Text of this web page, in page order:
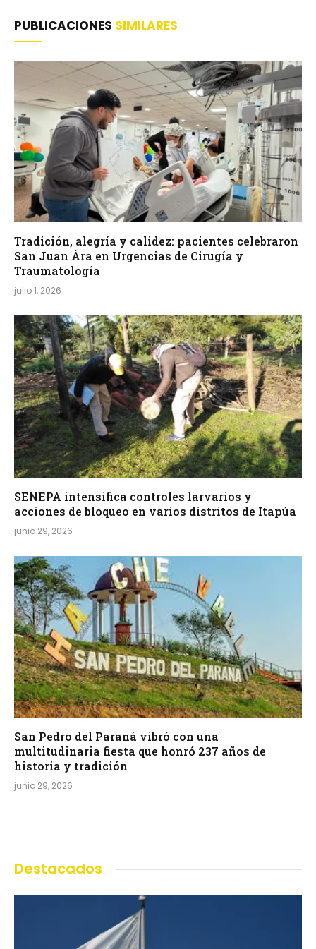
PUBLICACIONES SIMILARES
Tradición, alegría y calidez: pacientes celebraron
San Juan Ára en Urgencias de Cirugía y
Traumatología
julio 1, 2026
SENEPA intensifica controles larvarios y
acciones de bloqueo en varios distritos de Itapúa
junio 29, 2026
San Pedro del Paraná vibró con una
multitudinaria fiesta que honró 237 años de
historia y tradición
junio 29, 2026
Destacados